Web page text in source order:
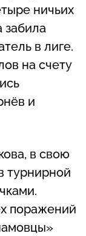
ничьих
забила
в лиге.
на счету
и
в свою
турнирной
поражений